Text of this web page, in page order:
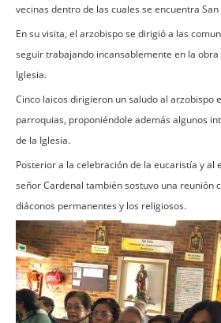
vecinas dentro de las cuales se encuentra
En su visita, el arzobispo se dirigió a las
seguir trabajando incansablemente en la
Iglesia.
Cinco laicos dirigieron un saludo al arzobispo
parroquias, proponiéndole además algunos
de la Iglesia.
Posterior a la celebración de la eucaristía y al
señor Cardenal también sostuvo una reunión
diáconos permanentes y los religiosos.
Imagen